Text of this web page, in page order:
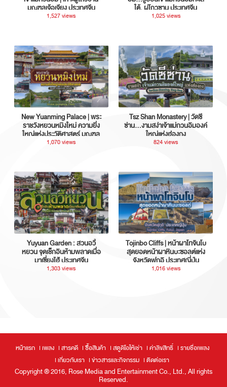
มณฑลเจ้อเจียง ประเทศจีน
1,527 views
ใต้, ผู่โถวซาน ประเทศจีน
1,025 views
New Yuanming Palace | พระ
ราชวังหยวนหมิงใหม่ ความยิ่ง
ใหญ่แห่งประวัติศาสตร์ มณฑล
กวางตุ้ง ประเทศจีน
1,070 views
Tsz Shan Monastery | วัดซี
ซ่าน…งามสง่าเจ้าแม่กวนอิมองค์
ใหญ่แห่งฮ่องกง
824 views
Yuyuan Garden : สวนอวี้
หยวน จุดเช็กอินห้ามพลาดเมื่อ
มาเซี่ยงไฮ้ ประเทศจีน
1,303 views
Tojinbo Cliffs | หน้าผาโทจินโบ
สุดยอดหน้าผาหินบะซอลต์แห่ง
จังหวัดฟุกุอิ ประเทศญี่ปุ่น
1,016 views
หน้าแรก เพลง สารคดี ซื้อสินค้า สตูดิโอให้เช่า ค่าลิขสิทธิ์
รายชื่อเพลง
เกี่ยวกับเรา
ข่าวสารและกิจกรรม ติดต่อเรา
Copyright ® 2016, Rose Media and Entertainment Co., Ltd., All rights
Reserved.